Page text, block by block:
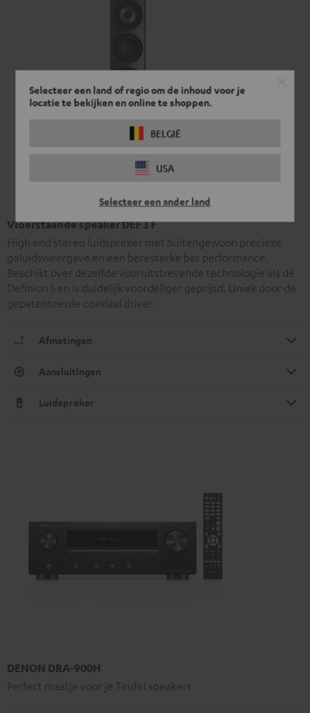
Selecteer een land of regio om de inhoud voor je
locatie te bekijken en online te shoppen.
BELGIË
USA
Selecteer een ander land
Vloerstaande speaker DEF 3 F
High end stereo luidspreker met buitengewoon precieze
geluidsweergave en een beresterke bas performance.
Beschikt over dezelfde vooruitstrevende technologie als de
Definion 5 en is duidelijk voordeliger geprijsd. Uniek door de
gepatenteerde coaxiaal driver.
Afmetingen
Aansluitingen
Luidspreker
DENON DRA-900H
Perfect maatje voor je Teufel speakers